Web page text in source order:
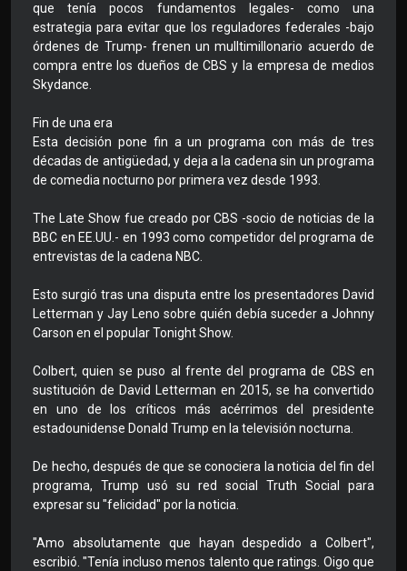
que tenía pocos fundamentos legales- como una
estrategia para evitar que los reguladores federales -bajo
órdenes de Trump- frenen un mulltimillonario acuerdo de
compra entre los dueños de CBS y la empresa de medios
Skydance.
Fin de una era
Esta decisión pone fin a un programa con más de tres
décadas de antigüedad, y deja a la cadena sin un programa
de comedia nocturno por primera vez desde 1993.
The Late Show fue creado por CBS -socio de noticias de la
BBC en EE.UU.- en 1993 como competidor del programa de
entrevistas de la cadena NBC.
Esto surgió tras una disputa entre los presentadores David
Letterman y Jay Leno sobre quién debía suceder a Johnny
Carson en el popular Tonight Show.
Colbert, quien se puso al frente del programa de CBS en
sustitución de David Letterman en 2015, se ha convertido
en uno de los críticos más acérrimos del presidente
estadounidense Donald Trump en la televisión nocturna.
De hecho, después de que se conociera la noticia del fin del
programa, Trump usó su red social Truth Social para
expresar su "felicidad" por la noticia.
"Amo absolutamente que hayan despedido a Colbert",
escribió. "Tenía incluso menos talento que ratings. Oigo que